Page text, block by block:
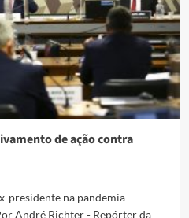
de ação contra
presidente na pandemia
André Richter - Repórter da